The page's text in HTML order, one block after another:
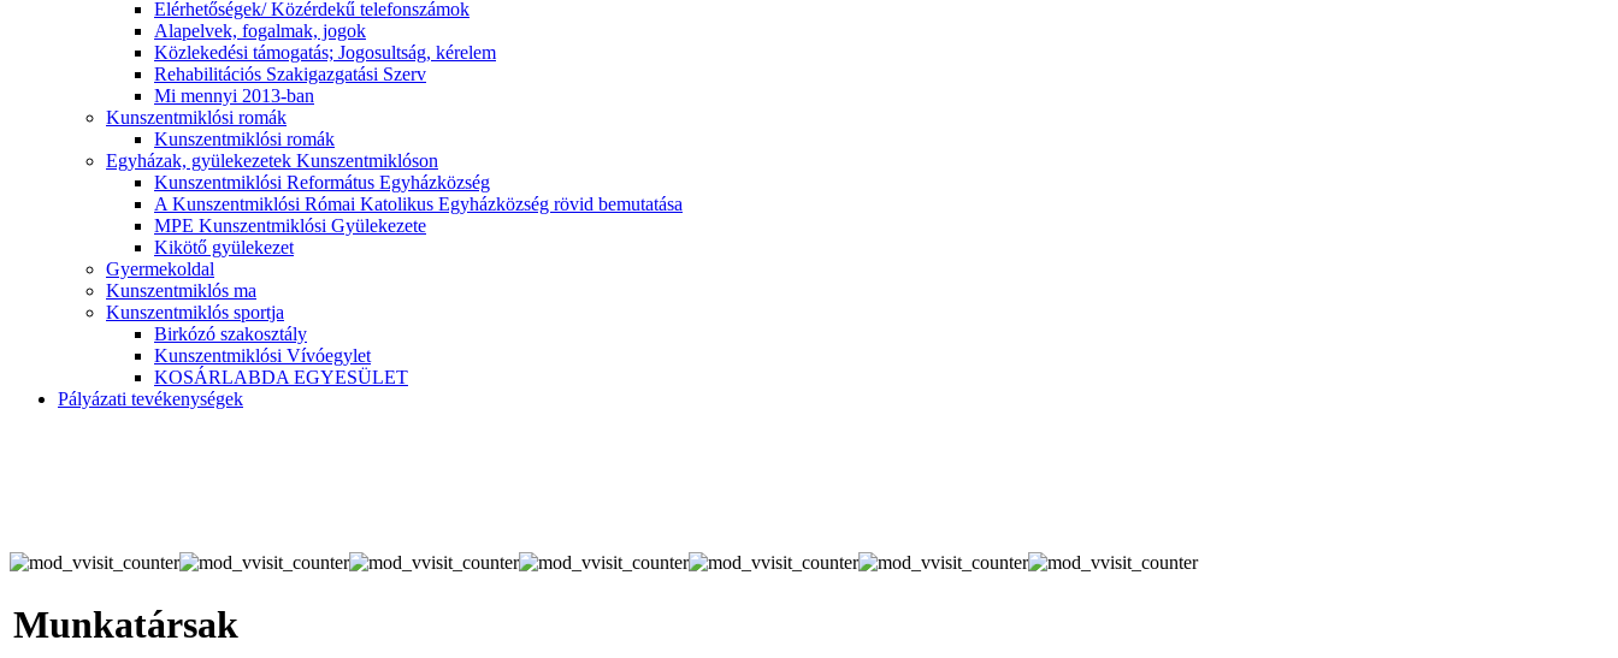
Elérhetőségek/ Közérdekű telefonszámok
Alapelvek, fogalmak, jogok
Közlekedési támogatás; Jogosultság, kérelem
Rehabilitációs Szakigazgatási Szerv
Mi mennyi 2013-ban
Kunszentmiklósi romák
Kunszentmiklósi romák
Egyházak, gyülekezetek Kunszentmiklóson
Kunszentmiklósi Református Egyházközség
A Kunszentmiklósi Római Katolikus Egyházközség rövid bemutatása
MPE Kunszentmiklósi Gyülekezete
Kikötő gyülekezet
Gyermekoldal
Kunszentmiklós ma
Kunszentmiklós sportja
Birkózó szakosztály
Kunszentmiklósi Vívóegylet
KOSÁRLABDA EGYESÜLET
Pályázati tevékenységek
Munkatársak